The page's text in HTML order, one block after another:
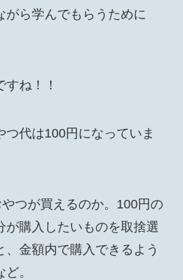
がら学んでもらうために
ね！！
つ代は100円になっていま
つが買えるのか。100円の
が購入したいものを取捨選
金額内で購入できるよう
。